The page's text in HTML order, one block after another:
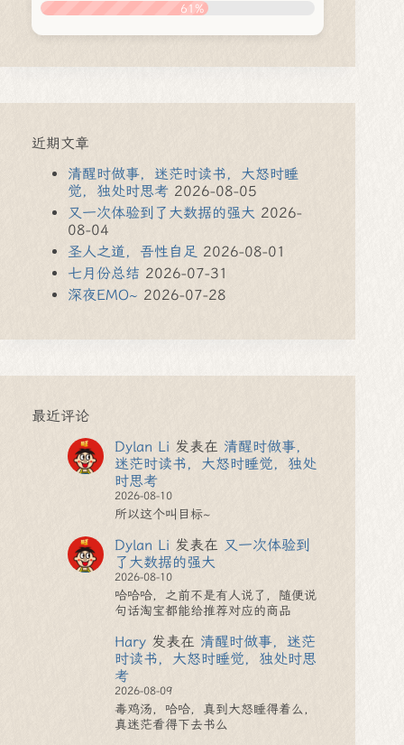
61%
近期文章
清醒时做事，迷茫时读书，大怒时睡
觉，独处时思考 2026-08-05
又一次体验到了大数据的强大 2026-
08-04
圣人之道，吾性自足 2026-08-01
七月份总结 2026-07-31
深夜EMO~ 2026-07-28
最近评论
Dylan Li 发表在 清醒时做事，
迷茫时读书，大怒时睡觉，独处
时思考
2026-08-10
所以这个叫目标~
Dylan Li 发表在 又一次体验到
了大数据的强大
2026-08-10
哈哈哈，之前不是有人说了，随便说
句话淘宝都能给推荐对应的商品
Hary 发表在 清醒时做事，迷茫
时读书，大怒时睡觉，独处时思
考
2026-08-09
毒鸡汤，哈哈，真到大怒睡得着么，
真迷茫看得下去书么